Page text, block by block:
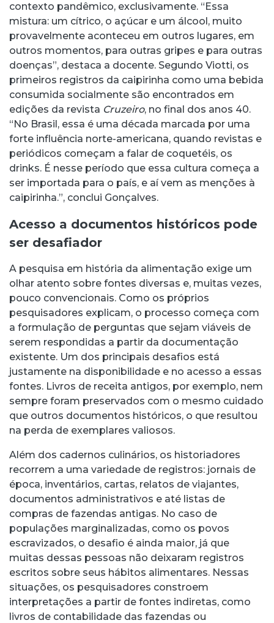
contexto pandêmico, exclusivamente. “Essa
mistura: um cítrico, o açúcar e um álcool, muito
provavelmente aconteceu em outros lugares, em
outros momentos, para outras gripes e para outras
doenças”, destaca a docente. Segundo Viotti, os
primeiros registros da caipirinha como uma bebida
consumida socialmente são encontrados em
edições da revista Cruzeiro, no final dos anos 40.
“No Brasil, essa é uma década marcada por uma
forte influência norte-americana, quando revistas e
periódicos começam a falar de coquetéis, os
drinks. É nesse período que essa cultura começa a
ser importada para o país, e aí vem as menções à
caipirinha.”, conclui Gonçalves.
Acesso a documentos históricos pode
ser desafiador
A pesquisa em história da alimentação exige um
olhar atento sobre fontes diversas e, muitas vezes,
pouco convencionais. Como os próprios
pesquisadores explicam, o processo começa com
a formulação de perguntas que sejam viáveis de
serem respondidas a partir da documentação
existente. Um dos principais desafios está
justamente na disponibilidade e no acesso a essas
fontes. Livros de receita antigos, por exemplo, nem
sempre foram preservados com o mesmo cuidado
que outros documentos históricos, o que resultou
na perda de exemplares valiosos.
Além dos cadernos culinários, os historiadores
recorrem a uma variedade de registros: jornais de
época, inventários, cartas, relatos de viajantes,
documentos administrativos e até listas de
compras de fazendas antigas. No caso de
populações marginalizadas, como os povos
escravizados, o desafio é ainda maior, já que
muitas dessas pessoas não deixaram registros
escritos sobre seus hábitos alimentares. Nessas
situações, os pesquisadores constroem
interpretações a partir de fontes indiretas, como
livros de contabilidade das fazendas ou